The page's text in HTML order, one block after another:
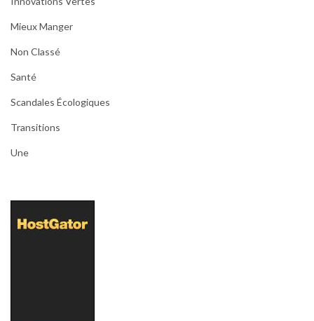
Mieux Manger
Non Classé
Santé
Scandales Écologiques
Transitions
Une